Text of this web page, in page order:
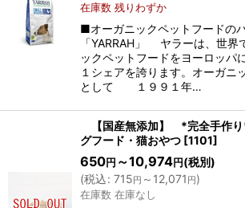
並び順:
絞り込む
在庫数 残りわずか
■オーガニックペットフードの
「YARRAH」 ヤラーは、世界
ックペットフードをヨーロッパ
１シェアを誇ります。オーガニ
として １９９１年…
【国産無添加】 *完全手作
グフード・猫おやつ [1101]
650円 ～10,974円 (税別)
(税込: 715円 ～12,071 円)
在庫数 在庫なし